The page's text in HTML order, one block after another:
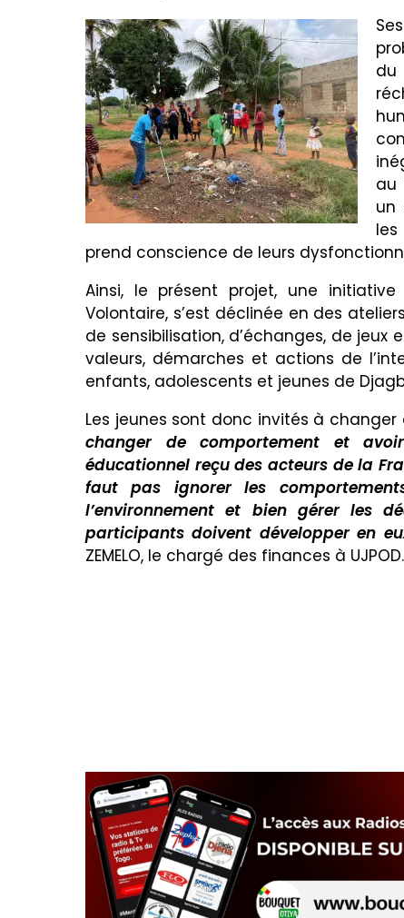
du
au
un
prend conscience de leurs
Ainsi, le présent projet, une
Volontaire, s’est déclinée en des
de sensibilisation, d’échanges, de
valeurs, démarches et actions de
enfants, adolescents et jeunes de
Les jeunes sont donc invités à
changer de comportement et
éducationnel reçu des acteurs de la
faut pas ignorer les
l’environnement et bien gérer les
participants doivent développer en
ZEMELO, le chargé des finances à UJPOD.